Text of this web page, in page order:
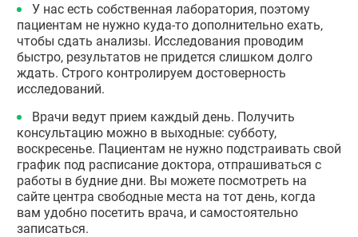
У нас есть собственная лаборатория, поэтому
пациентам не нужно куда-то дополнительно ехать,
чтобы сдать анализы. Исследования проводим
быстро, результатов не придется слишком долго
ждать. Строго контролируем достоверность
исследований.
Врачи ведут прием каждый день. Получить
консультацию можно в выходные: субботу,
воскресенье. Пациентам не нужно подстраивать свой
график под расписание доктора, отпрашиваться с
работы в будние дни. Вы можете посмотреть на
сайте центра свободные места на тот день, когда
вам удобно посетить врача, и самостоятельно
записаться.